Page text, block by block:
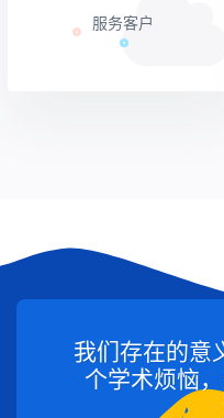
服务客户
我们存在的意
个学术烦恼